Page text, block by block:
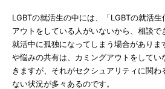
LGBTの就活生の中には、「LGBTの就活
アウトをしている人がいないから、相談で
就活中に孤独になってしまう場合がありま
や悩みの共有は、カミングアウトをして
きますが、それがセクシュアリティに関
ない状況が多々あるのです。